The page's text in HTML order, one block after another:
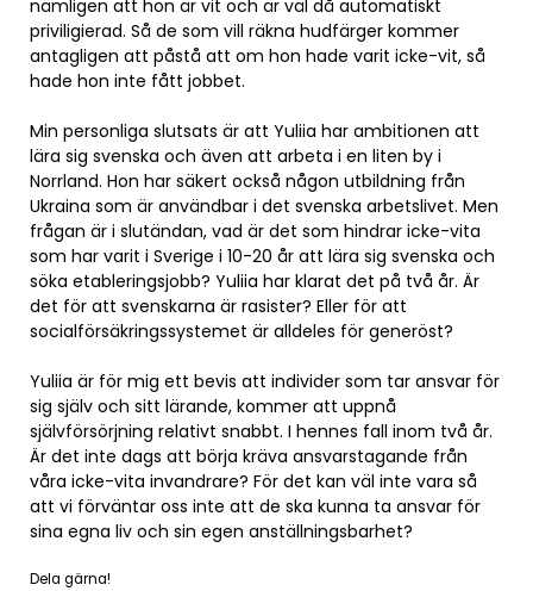
nämligen att hon är vit och är väl då automatiskt
priviligierad. Så de som vill räkna hudfärger kommer
antagligen att påstå att om hon hade varit icke-vit, så
hade hon inte fått jobbet.
Min personliga slutsats är att Yuliia har ambitionen att
lära sig svenska och även att arbeta i en liten by i
Norrland. Hon har säkert också någon utbildning från
Ukraina som är användbar i det svenska arbetslivet. Men
frågan är i slutändan, vad är det som hindrar icke-vita
som har varit i Sverige i 10-20 år att lära sig svenska och
söka etableringsjobb? Yuliia har klarat det på två år. Är
det för att svenskarna är rasister? Eller för att
socialförsäkringssystemet är alldeles för generöst?
Yuliia är för mig ett bevis att individer som tar ansvar för
sig själv och sitt lärande, kommer att uppnå
självförsörjning relativt snabbt. I hennes fall inom två år.
Är det inte dags att börja kräva ansvarstagande från
våra icke-vita invandrare? För det kan väl inte vara så
att vi förväntar oss inte att de ska kunna ta ansvar för
sina egna liv och sin egen anställningsbarhet?
Dela gärna!